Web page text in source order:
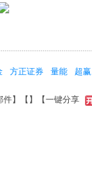
方正证券 量能 超赢
件】【 】 【一键分享